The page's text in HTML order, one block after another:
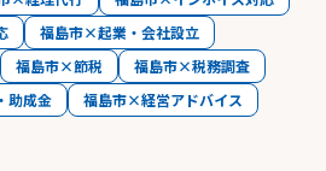
福島市×起業・会社設立
福島市×節税
福島市×税務調査
助成金
福島市×経営アドバイス